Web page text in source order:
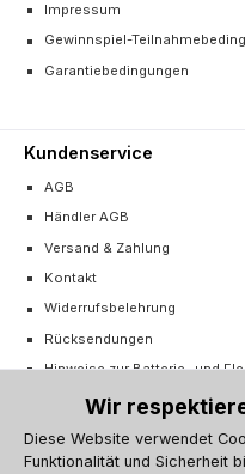
Impressum
Gewinnspiel-
Garantiebedingungen
Kundenservice
AGB
Händler AGB
Versand & Zahlung
Kontakt
Widerrufsbelehrung
Rücksendungen
Hinweise zur Batterie- und
Cookie-Einstellungen
Vertrag widerrufen
Wir
Diese Website verwendet
Funktionalität und Sicherheit